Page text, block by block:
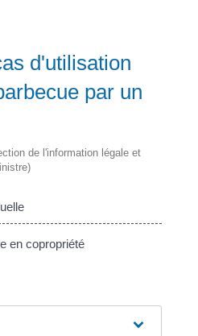
d'utilisation
par un
de l'information légale et
en copropriété